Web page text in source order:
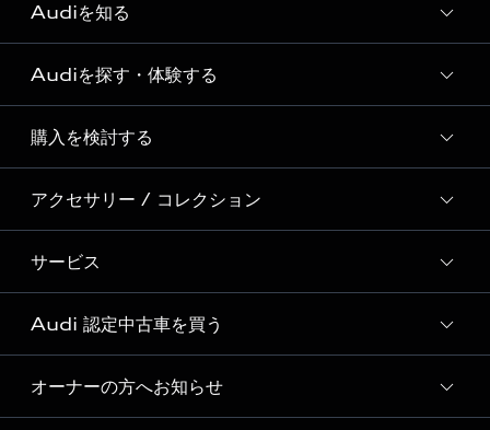
Audiを知る
Audi ブランド
Story of Progress
Audi Sport
Formula 1®
デジタルサービス
Audiを探す・体験する
ディーラー検索
新車在庫検索
試乗車・展示車検索
見積り依頼
試乗予約
購入を検討する
モデル一覧
特別仕様モデル / 限定モデル
e-tronラインアップ
価格シミュレーション
車両比較
アクセサリー / コレクション
純正アクセサリー
オンラインショップ
Audi collection
アウディナビアプリ
サービス
サービス入庫予約
サービスプログラム
メンテナンス
Audi 認定中古車を買う
Audi認定中古車
オーナーの方へお知らせ